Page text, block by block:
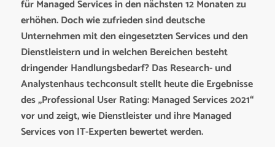
für Managed Services in den nächsten 12 Monaten zu
erhöhen. Doch wie zufrieden sind deutsche
Unternehmen mit den eingesetzten Services und den
Dienstleistern und in welchen Bereichen besteht
dringender Handlungsbedarf? Das Research- und
Analystenhaus techconsult stellt heute die Ergebnisse
des „Professional User Rating: Managed Services 2021“
vor und zeigt, wie Dienstleister und ihre Managed
Services von IT-Experten bewertet werden.